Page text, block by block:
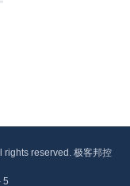
reserved. 极客邦控
5